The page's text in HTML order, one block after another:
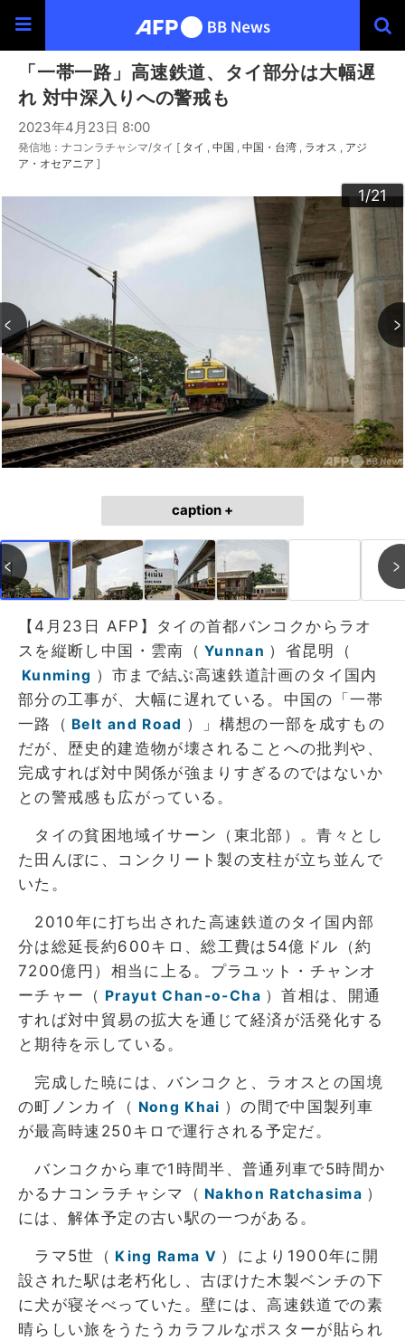
「一帯一路」高速鉄道、タイ部分は大幅遅
れ 対中深入りへの警戒も
2023年4月23日 8:00
発信地：ナコンラチャシマ/タイ [ タイ 中国 中国・台湾 ラオス
アジ
ア・オセアニア ]
1/21
2/21
3/21
4/21
5/21
6/21
7/21
8/21
9/21
10/21
11/21
12/21
13/21
14/21
15/21
16/21
17/21
18/21
19/21
20/21
21/21
caption +
【4月23日 AFP】タイの首都バンコクからラオ
スを縦断し中国・雲南（ Yunnan ）省昆明（
Kunming ）市まで結ぶ高速鉄道計画のタイ国内
部分の工事が、大幅に遅れている。中国の「一帯
一路（ Belt and Road ）」構想の一部を成すもの
だが、歴史的建造物が壊されることへの批判や、
完成すれば対中関係が強まりすぎるのではないか
との警戒感も広がっている。
タイの貧困地域イサーン（東北部）。青々とし
た田んぼに、コンクリート製の支柱が立ち並んで
いた。
2010年に打ち出された高速鉄道のタイ国内部
分は総延長約600キロ、総工費は54億ドル（約
7200億円）相当に上る。プラユット・チャンオ
ーチャー（ Prayut Chan-o-Cha ）首相は、開通
すれば対中貿易の拡大を通じて経済が活発化する
と期待を示している。
完成した暁には、バンコクと、ラオスとの国境
の町ノンカイ（ Nong Khai ）の間で中国製列車
が最高時速250キロで運行される予定だ。
バンコクから車で1時間半、普通列車で5時間か
かるナコンラチャシマ（ Nakhon Ratchasima ）
には、解体予定の古い駅の一つがある。
ラマ5世（ King Rama V ）により1900年に開
設された駅は老朽化し、古ぼけた木製ベンチの下
に犬が寝そべっていた。壁には、高速鉄道での素
晴らしい旅をうたうカラフルなポスターが貼られ